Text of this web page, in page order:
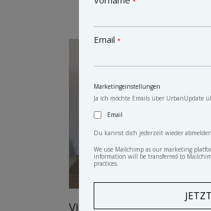
Vintage Schrank Dino
Email*
Marketingeinstellungen
Ja ich möchte Emails über UrbanUpdate
Email
Du kannst dich jederzeit wieder
We use Mailchimp as our marketing
information will be transferred to
practices.